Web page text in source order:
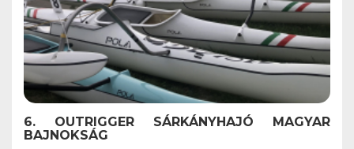
6. OUTRIGGER SÁRKÁNYHAJÓ MAGYAR
BAJNOKSÁG